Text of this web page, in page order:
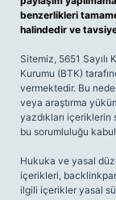
benzerlikleri
halindedir ve
Sitemiz, 5651
Kurumu (BTK)
vermektedir. Bu
veya araştırma
yazdıkları
bu sorumluluğu kabul
Hukuka ve yasal
içerikleri,
ilgili içerikler yasal